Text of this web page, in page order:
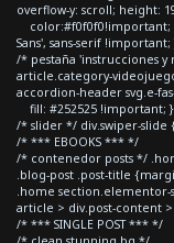
overflow-y: scroll; height:
color:#f0f0f0!important;
Sans', sans-serif !important;
/* pestaña 'instrucciones y
article.category-
accordion-header svg.e-
fill: #252525 !important; }
/* slider */ div.swiper-
/* *** EBOOKS *** */
/* contenedor posts */
.blog-post .post-title
.home
article > div.post-content
/* *** SINGLE POST *** */